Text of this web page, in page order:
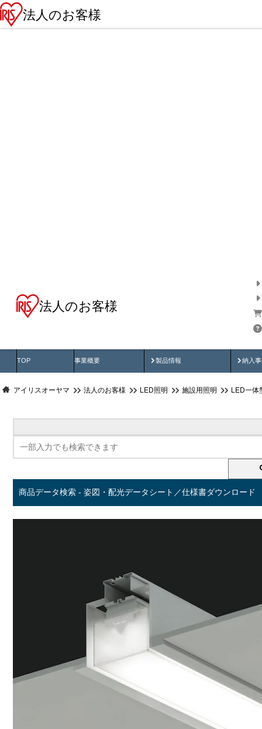
法人のお客様
法人のお客様
TOP 事業概要 製品情報
製品動画 納入
納
アイリスオーヤマ 法人のお客様 LED照明 施設用照明 LED一体
商品データ検索 - 姿図・配光データシート／仕様書ダウンロード